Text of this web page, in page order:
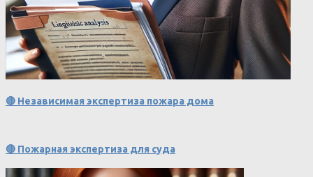
🔴 Независимая экспертиза пожара дома
🔴 Пожарная экспертиза для суда